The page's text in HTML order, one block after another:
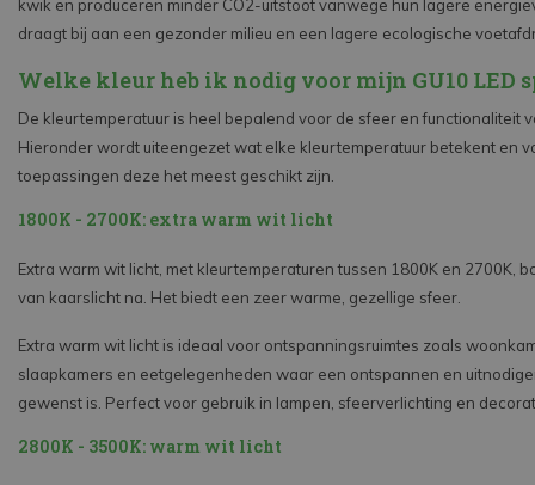
kwik en produceren minder CO2-uitstoot vanwege hun lagere
draagt bij aan een gezonder milieu en een lagere ecologische
Welke kleur heb ik nodig voor mijn GU10 LED
De kleurtemperatuur is heel bepalend voor de sfeer en functionaliteit
Hieronder wordt uiteengezet wat elke kleurtemperatuur betekent en
toepassingen deze het meest geschikt zijn.
1800K - 2700K: extra warm wit licht
Extra warm wit licht, met kleurtemperaturen tussen 1800K en 2700K,
van kaarslicht na. Het biedt een zeer warme, gezellige sfeer.
Extra warm wit licht is ideaal voor ontspanningsruimtes zoals
slaapkamers en eetgelegenheden waar een ontspannen en
gewenst is. Perfect voor gebruik in lampen, sfeerverlichting en
2800K - 3500K: warm wit licht